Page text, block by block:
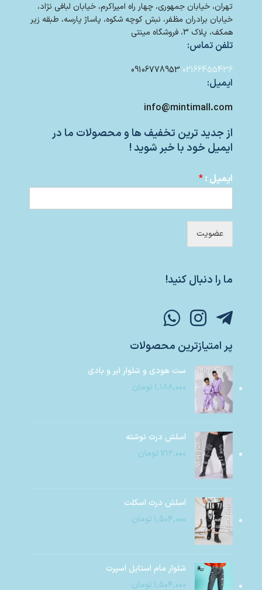
تهران، خیابان جمهوری، چهار راه امیراکرم، خیابان لبافی نژاد،
خیابان برادران مظفر، نبش کوچه شکوه، پاساژ پارسه، طبقه زیر
همکف، پلاک 3، فروشگاه مینتی
تلفن تماس:
02166455436
09106778953
ایمیل:
info@mintimall.com
از جدید ترین تخفیف ها و محصولات ما در
ایمیل خود با خبر شوید !
ایمیل :*
عضویت
ما را دنبال کنید!
پر امتیازترین محصولات
ست هودی و شلوار ابر و بادی
۱,۱۸۸,۰۰۰ تومان
اسلش درث نوشته
۷۱۲,۰۰۰ تومان
اسلش درث اسکلت
۱,۵۰۴,۰۰۰ تومان
شلوار مام استایل اسپرت
۱,۵۰۴,۰۰۰ تومان